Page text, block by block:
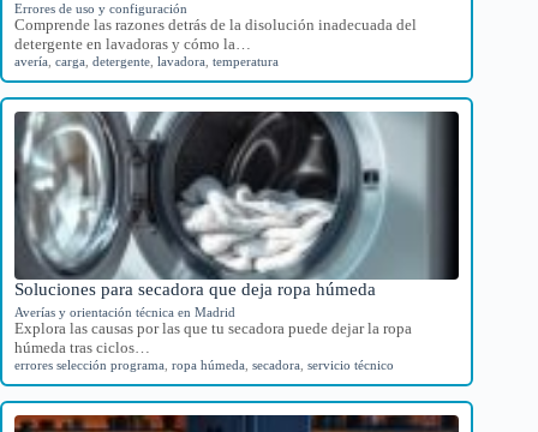
Errores de uso y configuración
Comprende las razones detrás de la disolución inadecuada del
detergente en lavadoras y cómo la…
avería carga detergente lavadora temperatura
Soluciones para secadora que deja ropa húmeda
Averías y orientación técnica en Madrid
Explora las causas por las que tu secadora puede dejar la ropa
húmeda tras ciclos…
errores selección programa ropa húmeda secadora servicio técnico